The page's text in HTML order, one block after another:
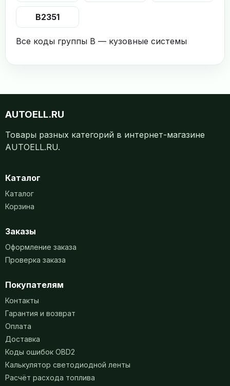
B2351
Все коды группы B — кузовные системы
AUTOELL.RU
Товары разных категорий в интернет-магазине
AUTOELL.RU.
Каталог
Каталог
Корзина
Заказы
Оформление заказа
Проверка заказа
Покупателям
Контакты
Гарантия и возврат
Оплата
Доставка
Коды ошибок OBD2
Калькулятор светодиодной ленты
Расчёт расхода топлива